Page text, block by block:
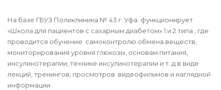
На базе ГБУЗ Поликлиника № 43 г. Уфа функционирует
«Школа для пациентов с сахарным диабетом» 1 и 2 типа , где
проводится обучение самоконтролю обмена веществ,
мониторирования уровня глюкозы, основам питания,
инсулинотерапии, технике инсулинотерапии и т. д в виде
лекций, тренингов, просмотров видеофильмов и наглядной
информации.